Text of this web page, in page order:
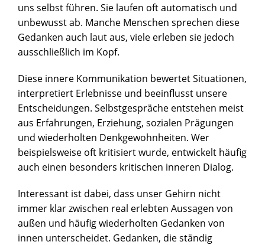
uns selbst führen. Sie laufen oft automatisch und
unbewusst ab. Manche Menschen sprechen diese
Gedanken auch laut aus, viele erleben sie jedoch
ausschließlich im Kopf.
Diese innere Kommunikation bewertet Situationen,
interpretiert Erlebnisse und beeinflusst unsere
Entscheidungen. Selbstgespräche entstehen meist
aus Erfahrungen, Erziehung, sozialen Prägungen
und wiederholten Denkgewohnheiten. Wer
beispielsweise oft kritisiert wurde, entwickelt häufig
auch einen besonders kritischen inneren Dialog.
Interessant ist dabei, dass unser Gehirn nicht
immer klar zwischen real erlebten Aussagen von
außen und häufig wiederholten Gedanken von
innen unterscheidet. Gedanken, die ständig